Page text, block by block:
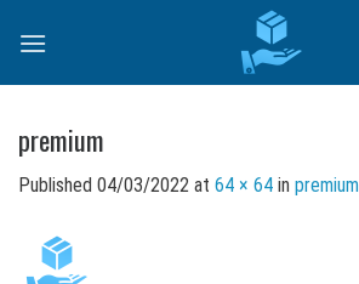
premium
Published 04/03/2022 at 64 × 64 in premium